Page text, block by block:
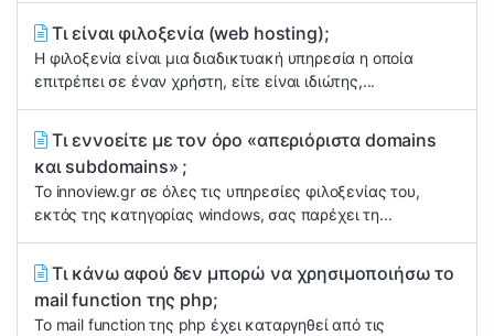
Τι είναι φιλοξενία (web hosting);
Η φιλοξενία είναι μια διαδικτυακή υπηρεσία η οποία
επιτρέπει σε έναν χρήστη, είτε είναι ιδιώτης,...
Τι εννοείτε με τον όρο «απεριόριστα domains
και subdomains» ;
Το innoview.gr σε όλες τις υπηρεσίες φιλοξενίας του,
εκτός της κατηγορίας windows, σας παρέχει τη...
Τι κάνω αφού δεν μπορώ να χρησιμοποιήσω το
mail function της php;
Το mail function της php έχει καταργηθεί από τις